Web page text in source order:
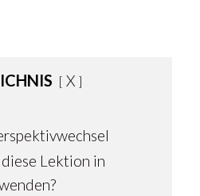
X
Lektion in